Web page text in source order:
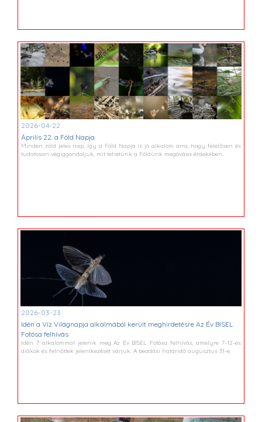
2026-04-22
Április 22. a Föld Napja
Minden zöld jeles nap, így a Föld Napja is jó alkalom arra, hogy felelősen és
tudatosan végiggondoljuk, mit tehetünk a Földünk megóvása érdekében.
2026-03-23
Idén a Víz Világnapja alkalmából került meghirdetésre Az Év BISEL
Fotósa felhívás
Idén 7. alkalommal jelenik meg Az Év BISEL Fotósa felhívás, amelyre 7-12-es
diákok és felnőttek jelentkezését várjuk. A beadási határidő augusztus 31-e.